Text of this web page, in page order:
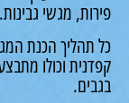
מגשי גבינות.
הכנת המגש
וכולו מתבצע